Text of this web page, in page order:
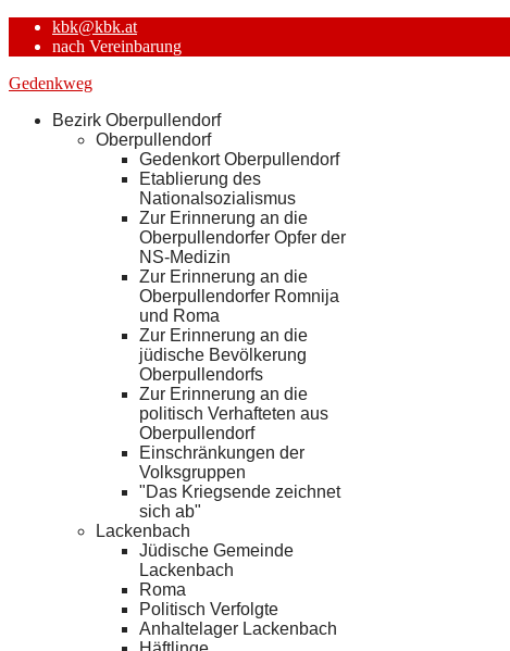
kbk@kbk.at
nach Vereinbarung
Gedenkweg
Bezirk Oberpullendorf
Oberpullendorf
Gedenkort Oberpullendorf
Etablierung des
Nationalsozialismus
Zur Erinnerung an die
Oberpullendorfer Opfer der
NS-Medizin
Zur Erinnerung an die
Oberpullendorfer Romnija
und Roma
Zur Erinnerung an die
jüdische Bevölkerung
Oberpullendorfs
Zur Erinnerung an die
politisch Verhafteten aus
Oberpullendorf
Einschränkungen der
Volksgruppen
"Das Kriegsende zeichnet
sich ab"
Lackenbach
Jüdische Gemeinde
Lackenbach
Roma
Politisch Verfolgte
Anhaltelager Lackenbach